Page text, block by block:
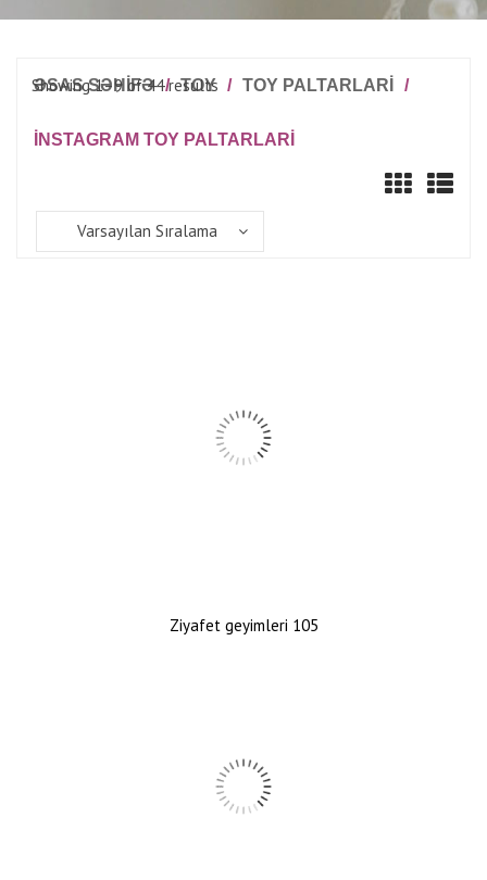
ƏSAS SƏHİFƏ / TOY / TOY PALTARLARI /
İNSTAGRAM TOY PALTARLARI
Showing 1–9 of 44 results
Varsayılan Sıralama
Ziyafet geyimleri 105